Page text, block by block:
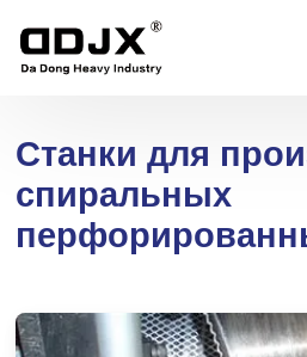
Станки для
спиральных